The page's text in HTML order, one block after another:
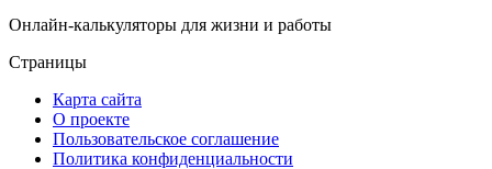
Онлайн-калькуляторы для жизни и работы
Страницы
Карта сайта
О проекте
Пользовательское соглашение
Политика конфиденциальности